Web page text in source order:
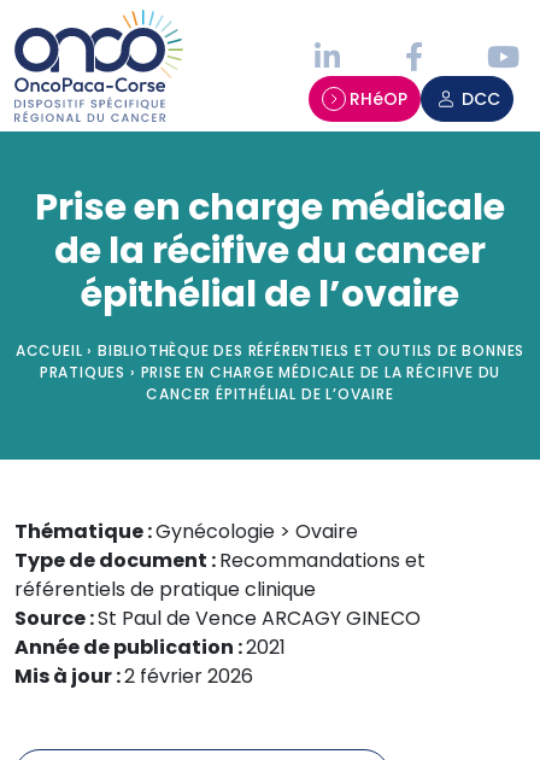
RHéOP DCC
Prise en charge médicale
de la récifive du cancer
épithélial de l’ovaire
ACCUEIL › BIBLIOTHÈQUE DES RÉFÉRENTIELS ET OUTILS DE BONNES
PRATIQUES › PRISE EN CHARGE MÉDICALE DE LA RÉCIFIVE DU
CANCER ÉPITHÉLIAL DE L’OVAIRE
Thématique :Gynécologie > Ovaire
Type de document :Recommandations et
référentiels de pratique clinique
Source :St Paul de Vence ARCAGY GINECO
Année de publication :2021
Mis à jour :2 février 2026
Panneau de gestion des cookies